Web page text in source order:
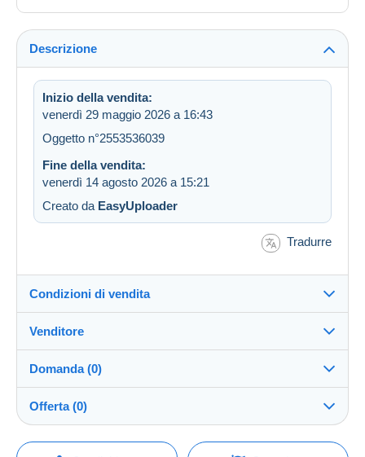
Descrizione
Inizio della vendita:
venerdì 29 maggio 2026 a 16:43
Oggetto n°2553536039
Fine della vendita:
venerdì 14 agosto 2026 a 15:21
Creato da EasyUploader
Tradurre
Condizioni di vendita
Destinazione:
Vedi l'elenco dei paesi
Direttamente al destinatario:
Sì
Invio dopo il pagamento
Venditore
mile1962100%(20290x)
Negozio
Domanda (0)
Offerta (0)
La vendita sarà prolungata di un minuto se l'offerta